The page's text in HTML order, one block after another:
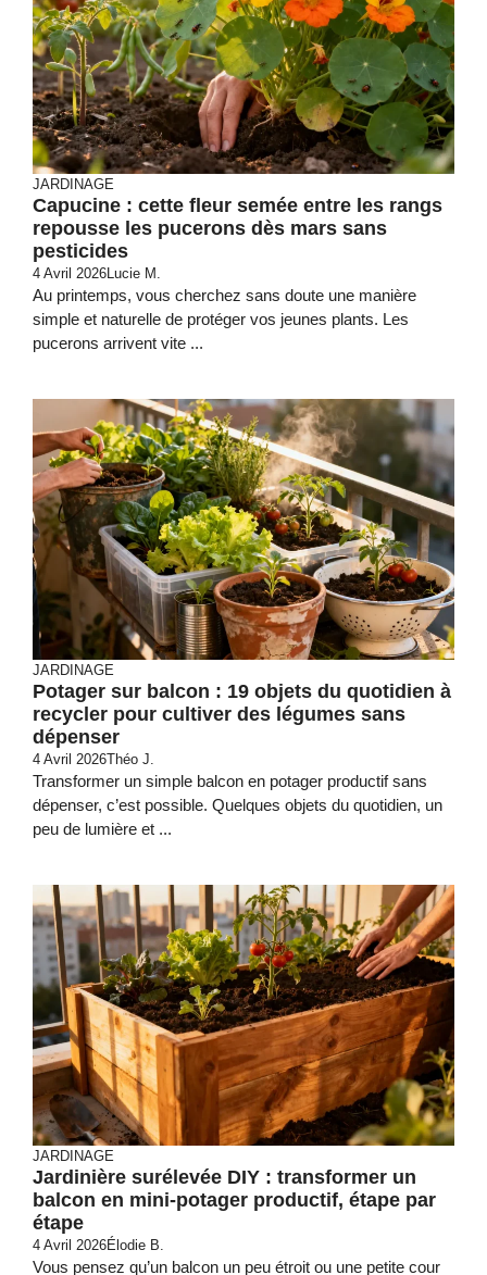
JARDINAGE
Capucine : cette fleur semée entre les rangs
repousse les pucerons dès mars sans
pesticides
4 Avril 2026Lucie M.
Au printemps, vous cherchez sans doute une manière
simple et naturelle de protéger vos jeunes plants. Les
pucerons arrivent vite ...
JARDINAGE
Potager sur balcon : 19 objets du quotidien à
recycler pour cultiver des légumes sans
dépenser
4 Avril 2026Théo J.
Transformer un simple balcon en potager productif sans
dépenser, c’est possible. Quelques objets du quotidien, un
peu de lumière et ...
JARDINAGE
Jardinière surélevée DIY : transformer un
balcon en mini-potager productif, étape par
étape
4 Avril 2026Élodie B.
Vous pensez qu’un balcon un peu étroit ou une petite cour